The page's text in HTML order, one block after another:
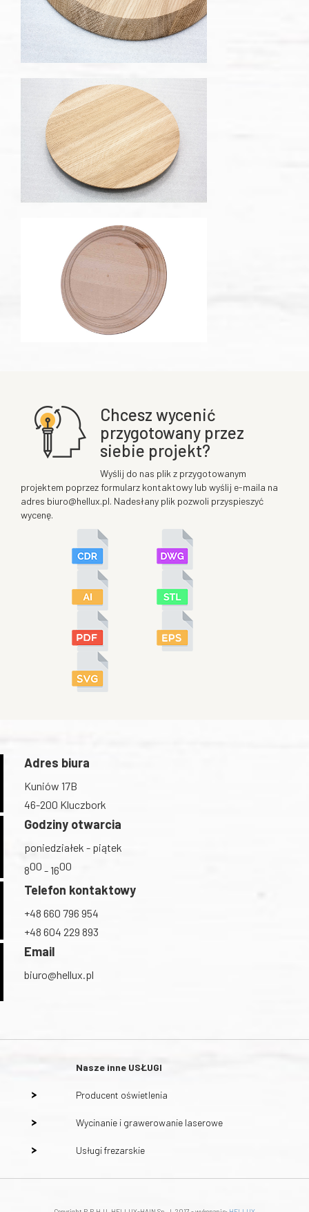
Chcesz wycenić
przygotowany przez
siebie projekt?
Wyślij do nas plik z przygotowanym
projektem poprzez formularz kontaktowy lub wyślij e-maila na
adres biuro@hellux.pl. Nadesłany plik pozwoli przyspieszyć
wycenę.
Adres biura
Kuniów 17B
46-200 Kluczbork
Godziny otwarcia
poniedziałek - piątek
800 - 1600
Telefon kontaktowy
+48 660 796 954
+48 604 229 893
Email
biuro@hellux.pl
Nasze inne USŁUGI
Producent oświetlenia
Wycinanie i grawerowanie laserowe
Usługi frezarskie